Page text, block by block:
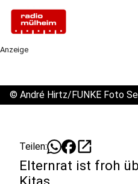
Anzeige
© André Hirtz/FUNKE Foto
Teilen: open_in_new
Elternrat ist froh